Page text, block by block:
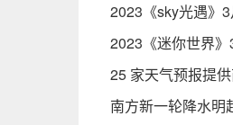
2023《sky光遇》
2023《迷你世界
25 家天气预报提
南方新一轮降水明